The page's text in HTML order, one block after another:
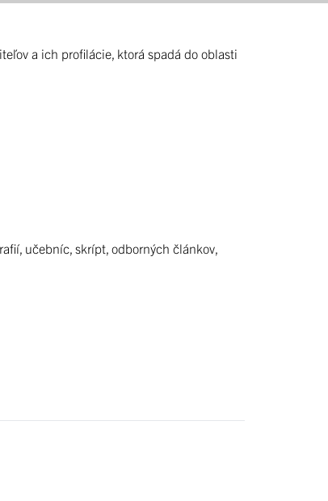
a ich profilácie, ktorá spadá do oblasti
učebníc, skrípt, odborných článkov,